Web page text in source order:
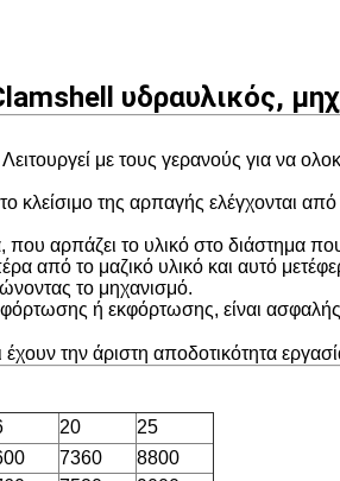
υδραυλικός,
με τους γερανούς για να
της αρπαγής ελέγχονται
αρπάζει το υλικό στο διάστημα
από το μαζικό υλικό και αυτό
το μηχανισμό.
ή εκφόρτωσης, είναι
την άριστη αποδοτικότητα
20
25
7360
8800